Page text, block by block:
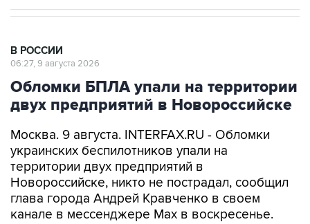
В РОССИИ
06:27, 9 августа 2026
Обломки БПЛА упали на территории
двух предприятий в Новороссийске
Москва. 9 августа. INTERFAX.RU - Обломки
украинских беспилотников упали на
территории двух предприятий в
Новороссийске, никто не пострадал, сообщил
глава города Андрей Кравченко в своем
канале в мессенджере Max в воскресенье.